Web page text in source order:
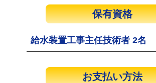
保有資格
給水装置工事主任技術者 2名
お支払い方法